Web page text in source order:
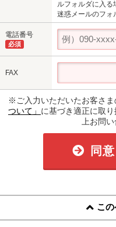
ルフォルダに入る
迷惑メールのフォ
電話番号
必須
FAX
※ご入力いただいたお客さま
ついて」 に基づき適正に取
上お問
同
こ